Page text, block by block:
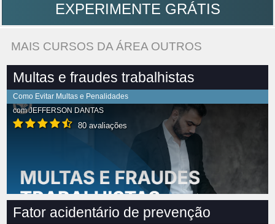
EXPERIMENTE GRÁTIS
MAIS CURSOS DA ÁREA OUTROS
Multas e fraudes trabalhistas
Como Evitar Multas e Penalidades
comJEFFERSON DANTAS
80 avaliações
Fator acidentário de prevenção